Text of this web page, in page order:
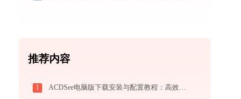
推荐内容
1 ACDSee电脑版下载安装与配置教程：高效好用的经典专业看图与图像管理工具